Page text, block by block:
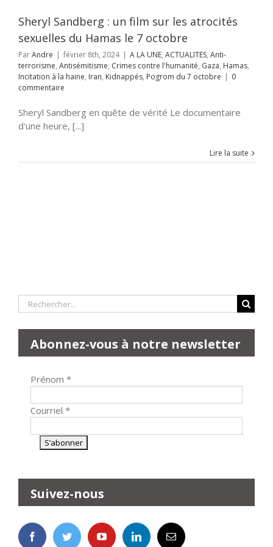
Kidnappés
du 7 octobre
Sheryl Sandberg : un film sur les atrocités
sexuelles du Hamas le 7 octobre
ParAndre | février 8th, 2024 | A LA UNE, ACTUALITES, Anti-
terrorisme, Antisémitisme, Crimes contre l'humanité, Gaza, Hamas,
Incitation à la haine, Iran, Kidnappés, Pogrom du 7 octobre | 0
commentaire
Sheryl Sandberg en quête de vérité Le documentaire
d'une heure, [...]
Lire la suite
Rechercher:
Abonnez-vous à notre newsletter
Prénom *
Courriel *
Suivez-nous